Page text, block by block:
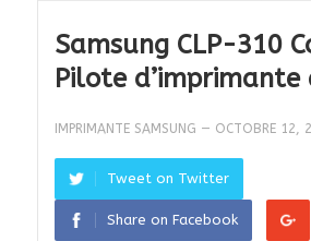
Samsung CLP-310
Pilote
IMPRIMANTE SAMSUNG — OCTOBRE 12,
Tweet on Twitter
Share on Facebook